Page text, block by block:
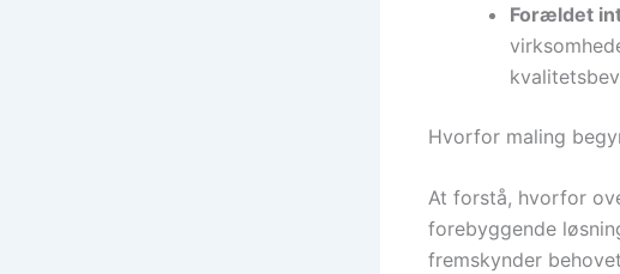
Forældet
Hvorfor maling
At forstå, hvorfor
forebyggende
fremskynder